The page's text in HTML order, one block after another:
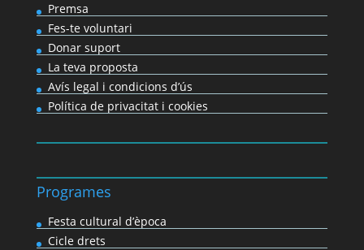
Premsa
Fes-te voluntari
Donar suport
La teva proposta
Avís legal i condicions d’ús
Política de privacitat i cookies
Programes
Festa cultural d’època
Cicle drets